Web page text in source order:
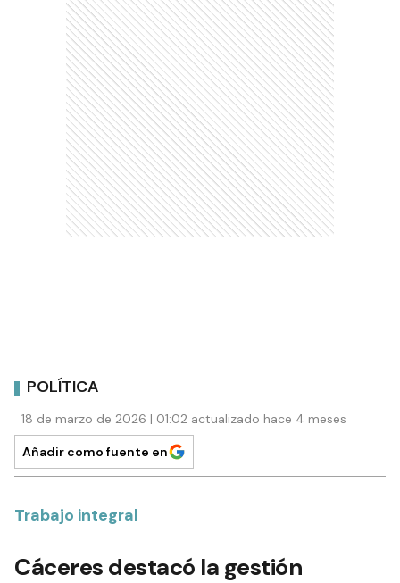
POLÍTICA
18 de marzo de 2026 | 01:02 actualizado hace 4 meses
Añadir como fuente en
Trabajo integral
Cáceres destacó la gestión